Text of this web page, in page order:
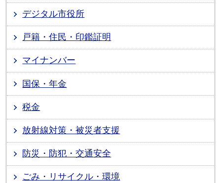
デジタル市役所
戸籍・住民・印鑑証明
マイナンバー
国保・年金
税金
放射線対策・被災者支援
防災・防犯・交通安全
ごみ・リサイクル・環境